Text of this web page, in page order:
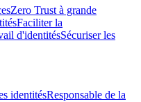
Zero Trust à grande
Faciliter la
d'identitésSécuriser les
identitésResponsable de la